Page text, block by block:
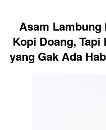
Asam Lambung
Kopi Doang,